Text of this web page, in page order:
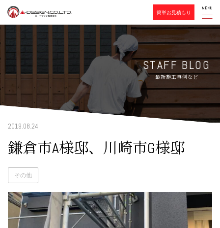
STAFF BLOG
最新施工事例など
2019.08.24
鎌倉市A様邸、川崎市G様邸
その他
簡単お見積もり